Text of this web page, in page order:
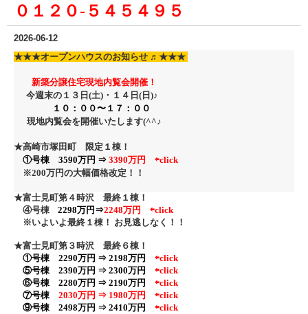
０１２０‐５４５４９５
2026-06-12
★★★オープンハウスのお知らせ ♬ ★★★
新築分譲住宅現地内覧会開催！
今週末の１３日(土)・１４日 (日)♪
１０：００〜１７：００
現地内覧会を開催いたします(^^♪
★高崎市塚田町 限定１棟！
①号棟 3590万円 ⇒ 3390万円
⇦click
※200万円の大幅価格改定！
！
★富士見町第４時沢 最終１棟！
④号棟
2298万円⇒2248万円 ⇦click
※いよいよ最終１棟！ お見逃しなく！！
★富士見町第３時沢 最終６棟！
①号棟 2290万円 ⇒ 2198万円
⇦click
⑤号棟 2390万円 ⇒ 2300万円
⇦click
⑥号棟 2280万円 ⇒ 2190万円
⇦click
⑦号棟
2030万円 ⇒ 1980万円 ⇦click
⑨号棟 2498万円 ⇒ 2410万円
⇦click